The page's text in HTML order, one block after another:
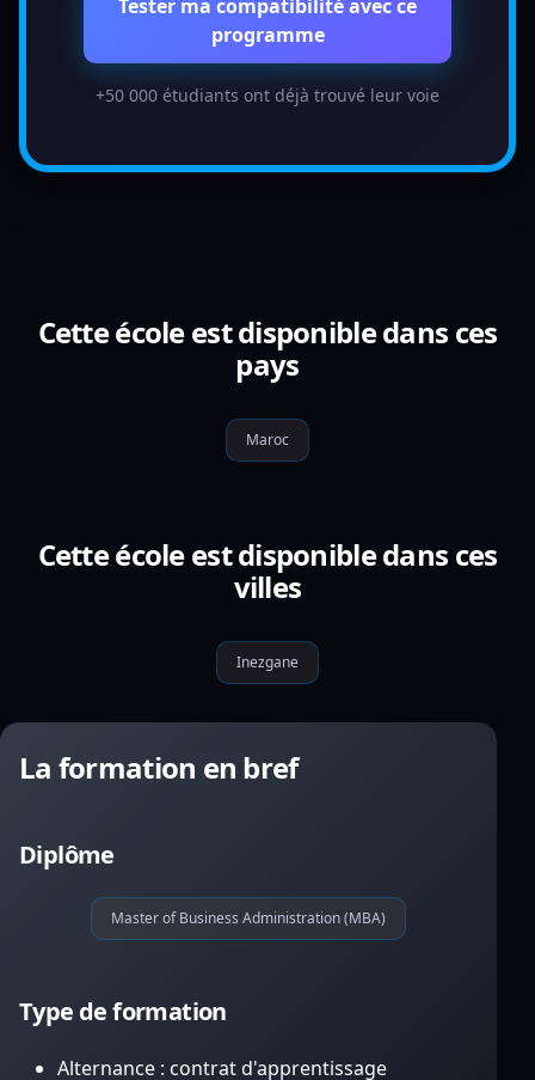
Tester ma compatibilité avec ce
programme
+50 000 étudiants ont déjà trouvé leur voie
Cette école est disponible dans ces
pays
Maroc
Cette école est disponible dans ces
villes
Inezgane
La formation en bref
Diplôme
Master of Business Administration (MBA)
Type de formation
Alternance : contrat d'apprentissage